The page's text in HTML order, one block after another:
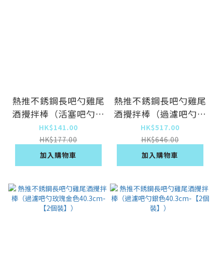
熱推不銹鋼長吧勺雞尾
酒攪拌棒（活塞吧勺銀
色27.8cm-【2個
裝】）
HK$141.00
HK$177.00
加入購物車
熱推不銹鋼長吧勺雞尾
酒攪拌棒（過濾吧勺黑
色40.3cm-【2個
裝】）
HK$517.00
HK$646.00
加入購物車